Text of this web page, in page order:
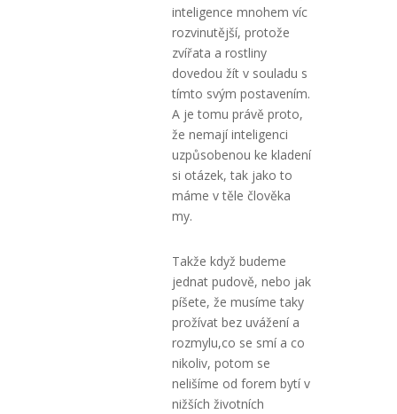
inteligence mnohem víc
rozvinutější, protože
zvířata a rostliny
dovedou žít v souladu s
tímto svým postavením.
A je tomu právě proto,
že nemají inteligenci
uzpůsobenou ke kladení
si otázek, tak jako to
máme v těle člověka
my.
Takže když budeme
jednat pudově, nebo jak
píšete, že musíme taky
prožívat bez uvážení a
rozmylu,co se smí a co
nikoliv, potom se
nelišíme od forem bytí v
nižších životních